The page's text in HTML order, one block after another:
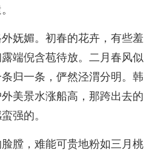
妩媚。初春的花卉，有些羞
端倪含苞待放。二月春风似
归一条，俨然泾渭分明。韩
美景水涨船高，那跨出去的
强的。
膛，难能可贵地粉如三月桃